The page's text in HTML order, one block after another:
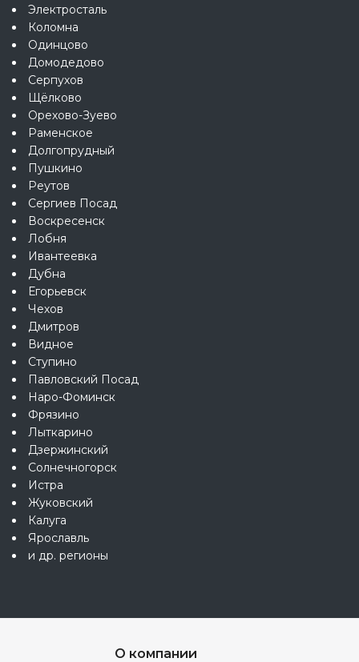
Электросталь
Коломна
Одинцово
Домодедово
Серпухов
Щёлково
Орехово-Зуево
Раменское
Долгопрудный
Пушкино
Реутов
Сергиев Посад
Воскресенск
Лобня
Ивантеевка
Дубна
Егорьевск
Чехов
Дмитров
Видное
Ступино
Павловский Посад
Наро-Фоминск
Фрязино
Лыткарино
Дзержинский
Солнечногорск
Истра
Жуковский
Калуга
Ярославль
и др. регионы
О компании